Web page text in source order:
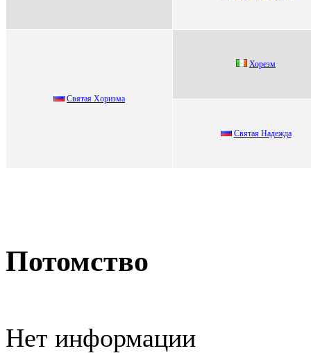
Cвятая Xоpизма
Хорезм
Святая Надeжда
Потомство
Нет информации